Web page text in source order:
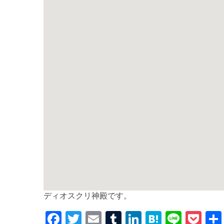
ディオスクリ神殿です。
F T E T Li H Li P